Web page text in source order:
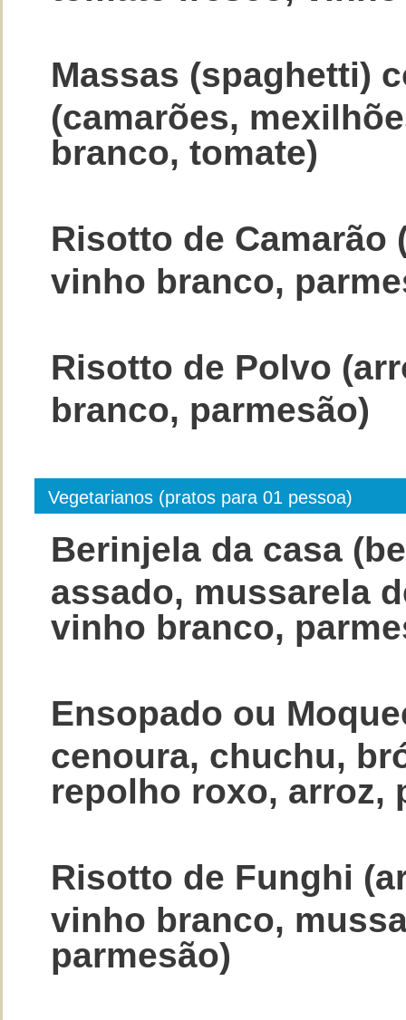
Massas (spaghetti)
(camarões,
branco, tomate)
Risotto de Camarão
vinho branco,
Risotto de Polvo
branco, parmesão)
Vegetarianos (pratos para 01 pessoa)
Berinjela da casa
assado, mussarela
vinho branco,
Ensopado ou
cenoura, chuchu,
repolho roxo, arroz,
Risotto de Funghi
vinho branco,
parmesão)